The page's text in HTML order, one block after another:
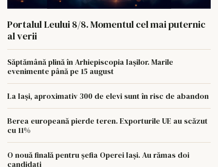
Portalul Leului 8/8. Momentul cel mai puternic
al verii
Săptămână plină în Arhiepiscopia Iașilor. Marile
evenimente până pe 15 august
La Iași, aproximativ 300 de elevi sunt în risc de abandon
Berea europeană pierde teren. Exporturile UE au scăzut
cu 11%
O nouă finală pentru șefia Operei Iași. Au rămas doi
candidați